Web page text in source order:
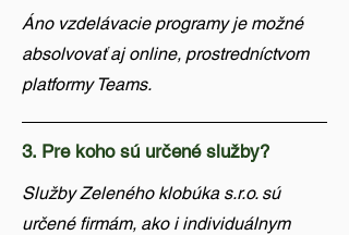
Áno vzdelávacie programy je možné
absolvovať aj online, prostredníctvom
platformy Teams.
3. Pre koho sú určené služby?
Služby Zeleného klobúka s.r.o. sú
určené firmám, ako i individuálnym